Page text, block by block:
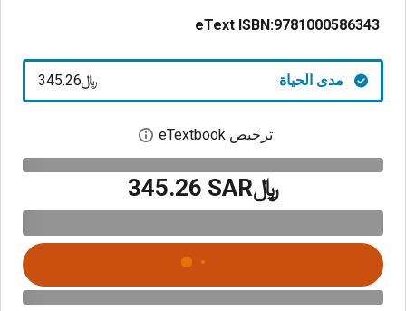
eText ISBN:9781000586343
مدى الحياة ﷼‎345.26
ترخيص eTextbook افتح مربع حوار
﷼‎345.26 SAR